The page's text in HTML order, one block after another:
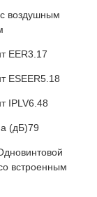
с воздушным
EER3.17
ESEER5.18
IPLV6.48
(дБ)79
встроенным